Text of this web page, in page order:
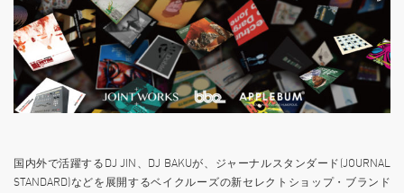
国内外で活躍するDJ JIN、DJ BAKUが、ジャーナルスタンダード(JOURNAL
STANDARD)などを展開するベイクルーズの新セレクトショップ・ブランド